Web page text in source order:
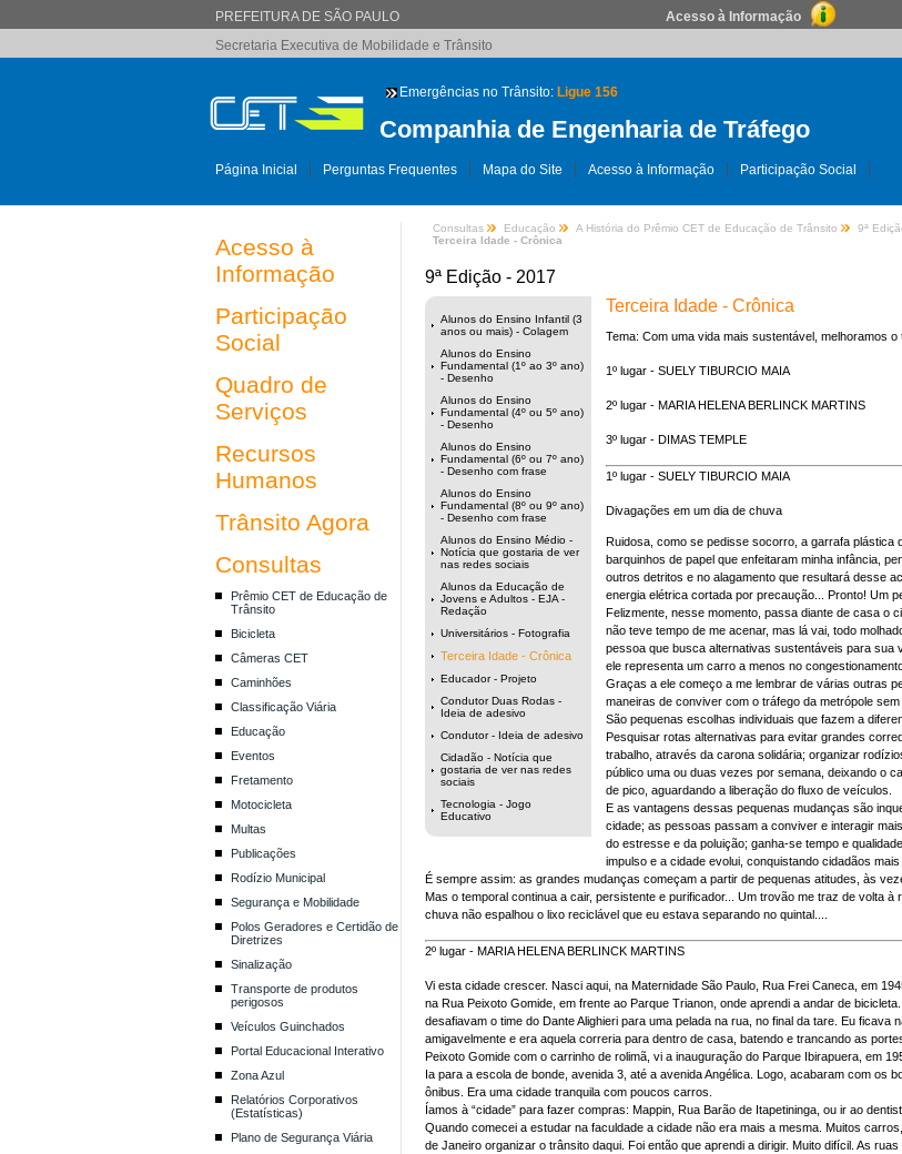
PREFEITURA DE SÃO PAULO Acesso à Informação
Secretaria Executiva de Mobilidade e Trânsito
Emergências no Trânsito: Ligue 156
Companhia de Engenharia de Tráfego
Página Inicial Perguntas Frequentes Mapa do Site Acesso à Informação Participação Social
Acesso à
Informação
Participação
Social
Quadro de
Serviços
Recursos
Humanos
Trânsito Agora
Consultas
Prêmio CET de Educação de
Trânsito
Bicicleta
Câmeras CET
Caminhões
Classificação Viária
Educação
Eventos
Fretamento
Motocicleta
Multas
Publicações
Rodízio Municipal
Segurança e Mobilidade
Polos Geradores e Certidão de
Diretrizes
Sinalização
Transporte de produtos
perigosos
Veículos Guinchados
Portal Educacional Interativo
Zona Azul
Relatórios Corporativos
(Estatísticas)
Plano de Segurança Viária
Consultas Educação A História do Prêmio CET de Educação de Trânsito
9ª
Terceira Idade - Crônica
9ª Edição - 2017
Alunos do Ensino Infantil (3
anos ou mais) - Colagem
Alunos do Ensino
Fundamental (1º ao 3º ano)
- Desenho
Alunos do Ensino
Fundamental (4º ou 5º ano)
- Desenho
Alunos do Ensino
Fundamental (6º ou 7º ano)
- Desenho com frase
Alunos do Ensino
Fundamental (8º ou 9º ano)
- Desenho com frase
Alunos do Ensino Médio -
Notícia que gostaria de ver
nas redes sociais
Alunos da Educação de
Jovens e Adultos - EJA -
Redação
Universitários - Fotografia
Terceira Idade - Crônica
Educador - Projeto
Condutor Duas Rodas -
Ideia de adesivo
Condutor - Ideia de adesivo
Cidadão - Notícia que
gostaria de ver nas redes
sociais
Tecnologia - Jogo
Educativo
Terceira Idade - Crônica
Tema: Com uma vida mais sustentável, melhoramos o
1º lugar - SUELY TIBURCIO MAIA
2º lugar - MARIA HELENA BERLINCK MARTINS
3º lugar - DIMAS TEMPLE
1º lugar - SUELY TIBURCIO MAIA
Divagações em um dia de chuva
Ruidosa, como se pedisse socorro, a garrafa plástica
barquinhos de papel que enfeitaram minha infância,
outros detritos e no alagamento que resultará desse
energia elétrica cortada por precaução... Pronto! Um
Felizmente, nesse momento, passa diante de casa o
não teve tempo de me acenar, mas lá vai, todo
pessoa que busca alternativas sustentáveis para sua
ele representa um carro a menos no
Graças a ele começo a me lembrar de várias outras
maneiras de conviver com o tráfego da metrópole sem
São pequenas escolhas individuais que fazem a
Pesquisar rotas alternativas para evitar grandes
trabalho, através da carona solidária; organizar
público uma ou duas vezes por semana, deixando o
de pico, aguardando a liberação do fluxo de veículos.
E as vantagens dessas pequenas mudanças são
cidade; as pessoas passam a conviver e interagir
do estresse e da poluição; ganha-se tempo e
impulso e a cidade evolui, conquistando cidadãos
É sempre assim: as grandes mudanças começam a partir de pequenas atitudes, às
Mas o temporal continua a cair, persistente e purificador... Um trovão me traz de volta
chuva não espalhou o lixo reciclável que eu estava separando no quintal....
2º lugar - MARIA HELENA BERLINCK MARTINS
Vi esta cidade crescer. Nasci aqui, na Maternidade São Paulo, Rua Frei Caneca, em
na Rua Peixoto Gomide, em frente ao Parque Trianon, onde aprendi a andar de
desafiavam o time do Dante Alighieri para uma pelada na rua, no final da tare. Eu
amigavelmente e era aquela correria para dentro de casa, batendo e trancando as
Peixoto Gomide com o carrinho de rolimã, vi a inauguração do Parque Ibirapuera, em
Ia para a escola de bonde, avenida 3, até a avenida Angélica. Logo, acabaram com os
ônibus. Era uma cidade tranquila com poucos carros.
Íamos à “cidade” para fazer compras: Mappin, Rua Barão de Itapetininga, ou ir ao
Quando comecei a estudar na faculdade a cidade não era mais a mesma. Muitos
de Janeiro organizar o trânsito daqui. Foi então que aprendi a dirigir. Muito difícil. As